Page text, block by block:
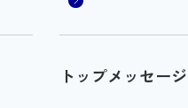
トップメッセージ